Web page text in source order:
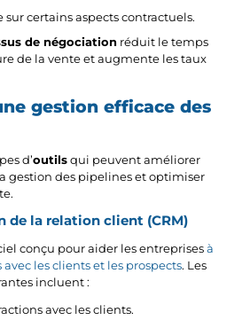
sur certains aspects contractuels.
de négociation réduit le temps
de la vente et augmente les taux
gestion efficace des
d’outils qui peuvent améliorer
gestion des pipelines et optimiser
de la relation client (CRM)
conçu pour aider les entreprisesà
les clients et les prospects. Les
incluent :
avec les clients.